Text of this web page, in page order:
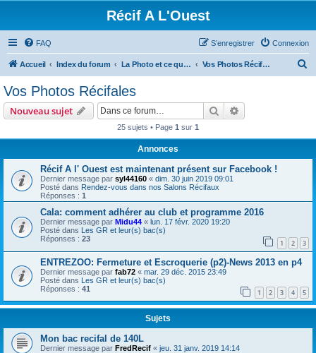
Récif A L'Ouest
FAQ Connexion
S’enregistrer
Accueil Index du forum La Photo et ce qui se fait ailleurs Vos Photos Récifales
Vos Photos Récifales
Nouveau sujet Rechercher
25 sujets • Page 1 sur 1
Annonces
Récif A l' Ouest est maintenant présent sur Facebook !
Dernier message par syl44160 « dim. 30 juin 2019 09:01
Posté dans Rendez-vous dans nos Salons Récifaux
Réponses : 1
Cala: comment adhérer au club et programme 2016
Dernier message par Midu44 « lun. 17 févr. 2020 19:20
Posté dans Les GR et leur(s) bac(s)
Réponses : 23 1 2 3
ENTREZOO: Fermeture et Escroquerie (p2)-News 2013 en p4
Dernier message par fab72 « mar. 29 déc. 2015 23:49
Posté dans Les GR et leur(s) bac(s)
Réponses : 41 1 2 3 4 5
Sujets
Mon bac recifal de 140L
Dernier message par FredRecif « jeu. 31 janv. 2019 14:14